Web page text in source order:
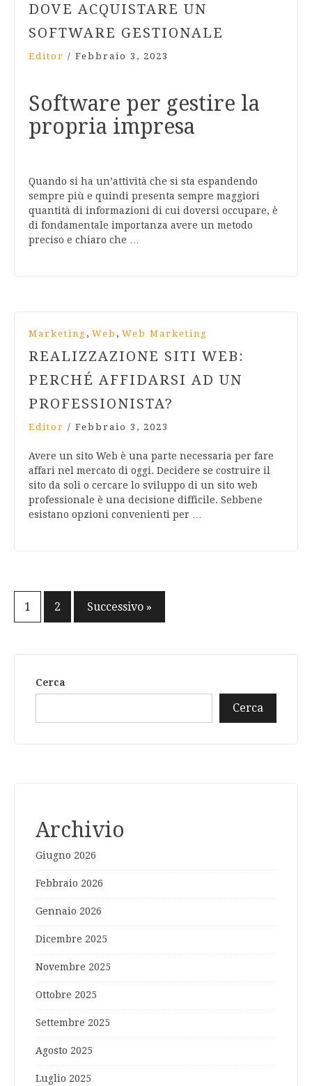
DOVE ACQUISTARE UN
SOFTWARE GESTIONALE
Editor / Febbraio 3, 2023
Software per gestire la
propria impresa
Quando si ha un’attività che si sta espandendo
sempre più e quindi presenta sempre maggiori
quantità di informazioni di cui doversi occupare, è
di fondamentale importanza avere un metodo
preciso e chiaro che …
Marketing , Web , Web Marketing
REALIZZAZIONE SITI WEB:
PERCHÉ AFFIDARSI AD UN
PROFESSIONISTA?
Editor / Febbraio 3, 2023
Avere un sito Web è una parte necessaria per fare
affari nel mercato di oggi. Decidere se costruire il
sito da soli o cercare lo sviluppo di un sito web
professionale è una decisione difficile. Sebbene
esistano opzioni convenienti per …
Paginazione
1 2 Successivo »
Cerca
Cerca
Archivio
Giugno 2026
Febbraio 2026
Gennaio 2026
Dicembre 2025
Novembre 2025
Ottobre 2025
Settembre 2025
Agosto 2025
Luglio 2025